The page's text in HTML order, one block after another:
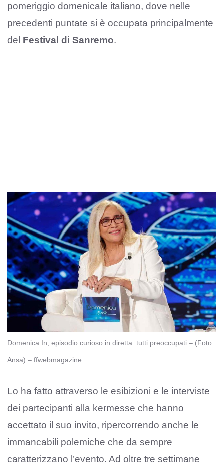
pomeriggio domenicale italiano, dove nelle
precedenti puntate si è occupata principalmente
del Festival di Sanremo.
Domenica In, episodio curioso in diretta: tutti preoccupati – (Foto
Ansa) – ffwebmagazine
Lo ha fatto attraverso le esibizioni e le interviste
dei partecipanti alla kermesse che hanno
accettato il suo invito, ripercorrendo anche le
immancabili polemiche che da sempre
caratterizzano l’evento. Ad oltre tre settimane